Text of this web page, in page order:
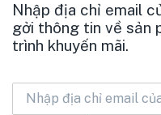
Nhập địa chỉ email
gởi thông tin về sản
trình khuyến mãi.